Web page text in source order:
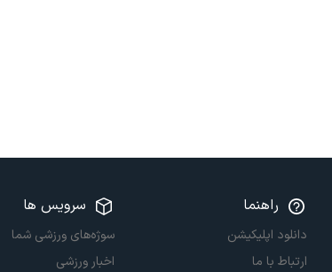
راهنما
دانلود اپلیکیشن
ارتباط با ما
سرویس ها
سوژه‌های ورزشی شما
اخبار ورزشی